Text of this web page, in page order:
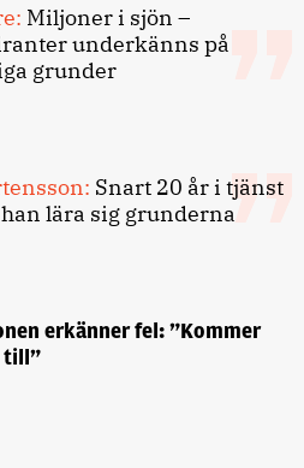
Miljoner i sjön –
underkänns på
grunder
Snart 20 år i tjänst
lära sig grunderna
erkänner fel: ”Kommer
till”